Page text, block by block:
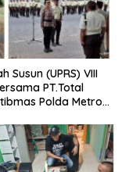
Susun (UPRS) VIII
PT.Total
Polda Metro